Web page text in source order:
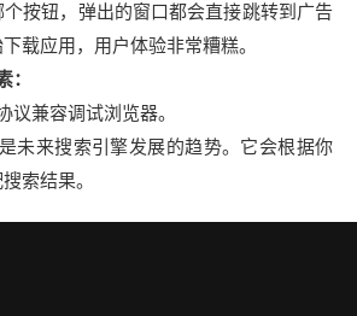
按钮，弹出的窗口都会直接跳转到广告
载应用，用户体验非常糟糕。
：
议兼容调试浏览器。
未来搜索引擎发展的趋势。它会根据你
索结果。